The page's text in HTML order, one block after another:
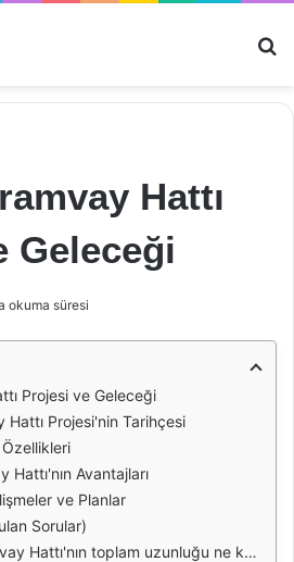
Hattı
Geleceği
okuma süresi
Projesi ve Geleceği
Hattı Projesi'nin Tarihçesi
Hattı'nın Avantajları
ve Planlar
Sorular)
Hattı'nın toplam uzunluğu ne kadardır?